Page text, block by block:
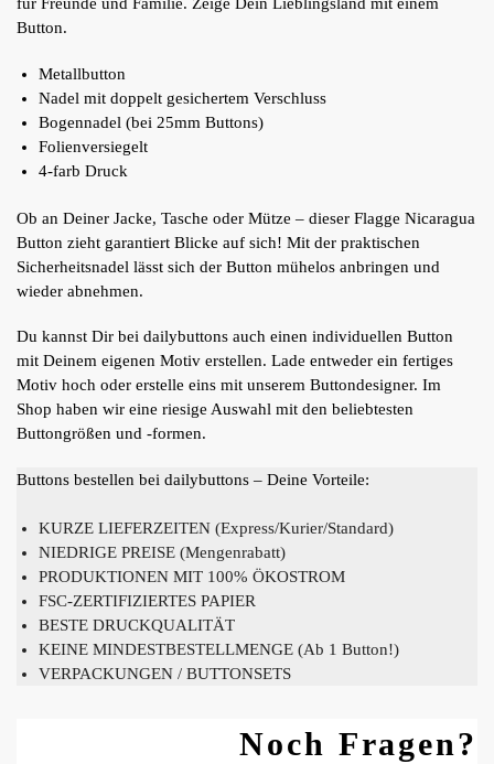
für Freunde und Familie. Zeige Dein Lieblingsland mit einem
Button.
Metallbutton
Nadel mit doppelt gesichertem Verschluss
Bogennadel (bei 25mm Buttons)
Folienversiegelt
4-farb Druck
Ob an Deiner Jacke, Tasche oder Mütze – dieser Flagge Nicaragua
Button zieht garantiert Blicke auf sich! Mit der praktischen
Sicherheitsnadel lässt sich der Button mühelos anbringen und
wieder abnehmen.
Du kannst Dir bei dailybuttons auch einen individuellen Button
mit Deinem eigenen Motiv erstellen. Lade entweder ein fertiges
Motiv hoch oder erstelle eins mit unserem Buttondesigner. Im
Shop haben wir eine riesige Auswahl mit den beliebtesten
Buttongrößen und -formen.
Buttons bestellen bei dailybuttons – Deine Vorteile:
KURZE LIEFERZEITEN (Express/Kurier/Standard)
NIEDRIGE PREISE (Mengenrabatt)
PRODUKTIONEN MIT 100% ÖKOSTROM
FSC-ZERTIFIZIERTES PAPIER
BESTE DRUCKQUALITÄT
KEINE MINDESTBESTELLMENGE (Ab 1 Button!)
VERPACKUNGEN / BUTTONSETS
Noch Fragen?